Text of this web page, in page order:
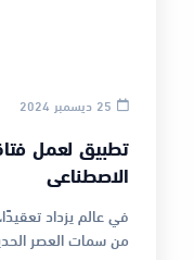
25 ديسمبر 2024
تطبيق لعمل
الاصطناعي
في عالم يزداد
من سمات العصر